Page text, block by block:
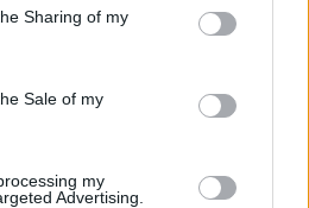
Sharing of my
Sale of my
my
Advertising.
50. jubilejni festival
zabavne glasbe
2026
popotniških utrinkov